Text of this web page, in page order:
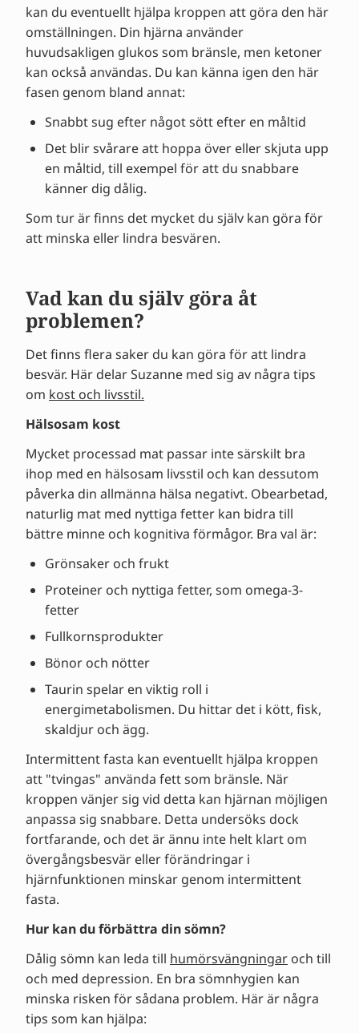
kan du eventuellt hjälpa kroppen att göra den här
omställningen. Din hjärna använder
huvudsakligen glukos som bränsle, men ketoner
kan också användas. Du kan känna igen den här
fasen genom bland annat:
Snabbt sug efter något sött efter en måltid
Det blir svårare att hoppa över eller skjuta upp
en måltid, till exempel för att du snabbare
känner dig dålig.
Som tur är finns det mycket du själv kan göra för
att minska eller lindra besvären.
Vad kan du själv göra åt
problemen?
Det finns flera saker du kan göra för att lindra
besvär. Här delar Suzanne med sig av några tips
om kost och livsstil.
Hälsosam kost
Mycket processad mat passar inte särskilt bra
ihop med en hälsosam livsstil och kan dessutom
påverka din allmänna hälsa negativt. Obearbetad,
naturlig mat med nyttiga fetter kan bidra till
bättre minne och kognitiva förmågor. Bra val är:
Grönsaker och frukt
Proteiner och nyttiga fetter, som omega-3-
fetter
Fullkornsprodukter
Bönor och nötter
Taurin spelar en viktig roll i
energimetabolismen. Du hittar det i kött, fisk,
skaldjur och ägg.
Intermittent fasta kan eventuellt hjälpa kroppen
att "tvingas" använda fett som bränsle. När
kroppen vänjer sig vid detta kan hjärnan möjligen
anpassa sig snabbare. Detta undersöks dock
fortfarande, och det är ännu inte helt klart om
övergångsbesvär eller förändringar i
hjärnfunktionen minskar genom intermittent
fasta.
Hur kan du förbättra din sömn?
Dålig sömn kan leda till humörsvängningar och till
och med depression. En bra sömnhygien kan
minska risken för sådana problem. Här är några
tips som kan hjälpa: